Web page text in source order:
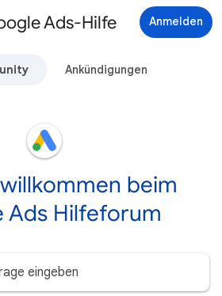
Ads-Hilfe Anmelden
Ankündigungen
beim
Ads Hilfeforum